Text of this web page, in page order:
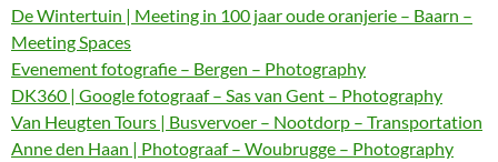
De Wintertuin | Meeting in 100 jaar oude oranjerie – Baarn –
Meeting Spaces
Evenement fotografie – Bergen – Photography
DK360 | Google fotograaf – Sas van Gent – Photography
Van Heugten Tours | Busvervoer – Nootdorp – Transportation
Anne den Haan | Photograaf – Woubrugge – Photography